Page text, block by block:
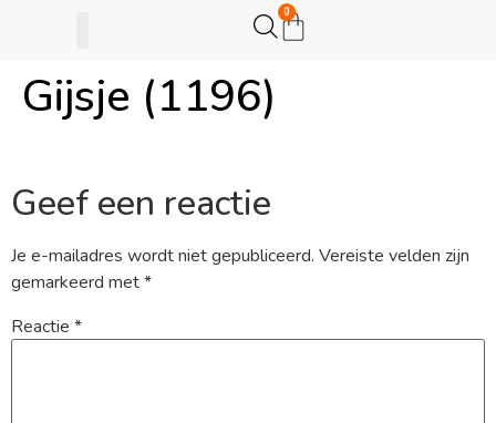
0
Gijsje (1196)
Geef een reactie
Je e-mailadres wordt niet gepubliceerd. Vereiste velden zijn
gemarkeerd met*
Reactie *